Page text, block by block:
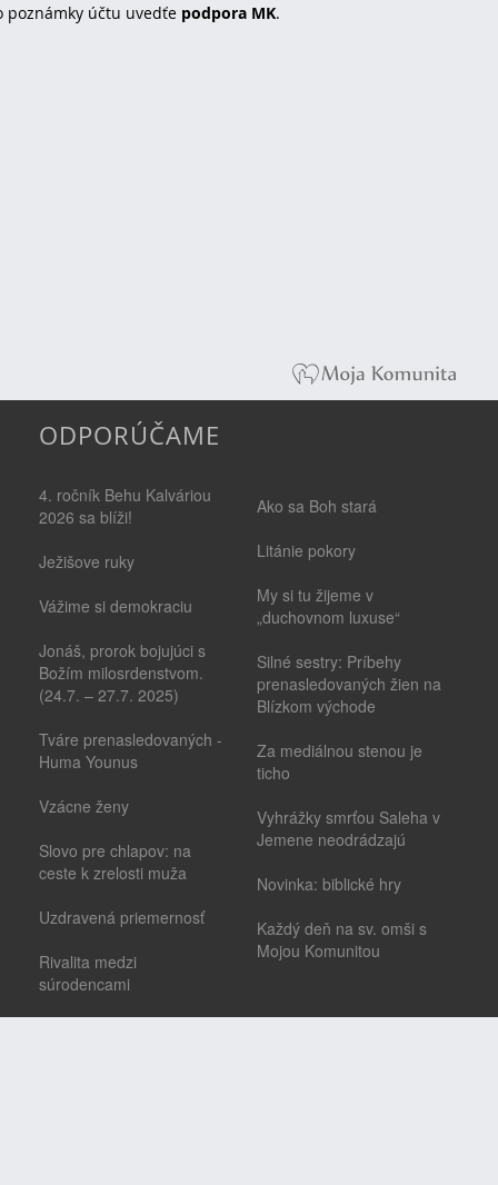
poznámky účtu uvedťe podpora MK.
ODPORÚČAME
4. ročník Behu Kalváriou
2026 sa blíži!
Ježišove ruky
Vážime si demokraciu
Jonáš, prorok bojujúci s
Božím milosrdenstvom.
(24.7. – 27.7. 2025)
Tváre prenasledovaných -
Huma Younus
Vzácne ženy
Slovo pre chlapov: na
ceste k zrelosti muža
Uzdravená priemernosť
Rivalita medzi
súrodencami
Ako sa Boh stará
Litánie pokory
My si tu žijeme v
„duchovnom luxuse“
Silné sestry: Príbehy
prenasledovaných žien na
Blízkom východe
Za mediálnou stenou je
ticho
Vyhrážky smrťou Saleha v
Jemene neodrádzajú
Novinka: biblické hry
Každý deň na sv. omši s
Mojou Komunitou